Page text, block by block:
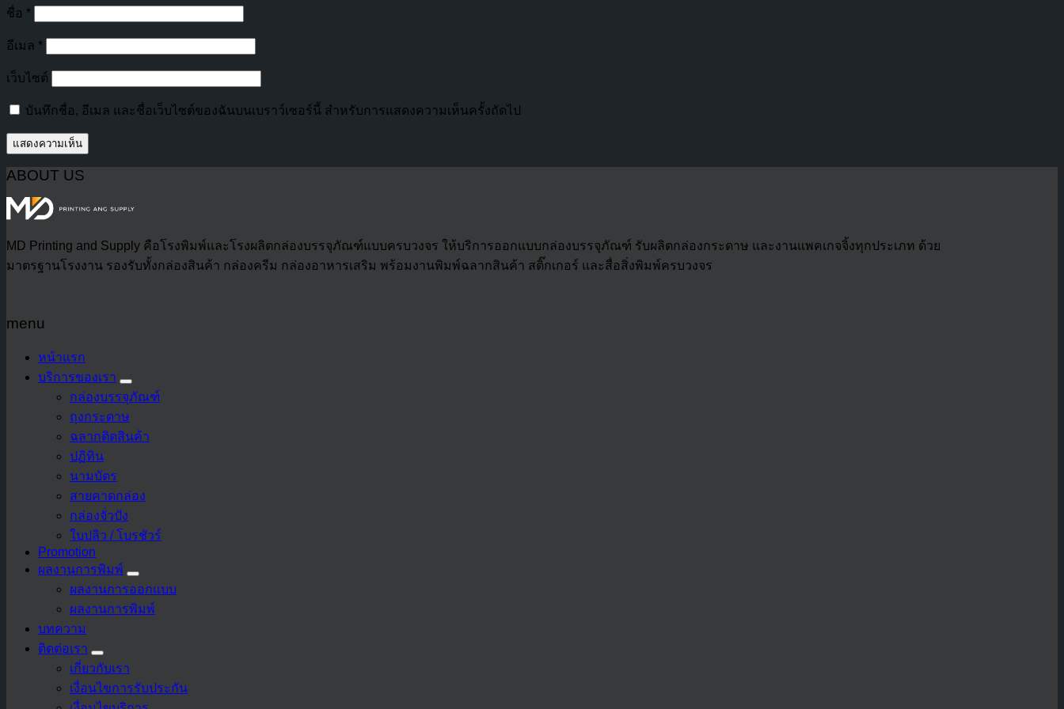
ชื่อ *
อีเมล *
เว็บไซต์
บันทึกชื่อ, อีเมล และชื่อเว็บไซต์ของฉันบนเบราว์เซอร์นี้ สำหรับการแสดงความเห็นครั้งถัดไป
ABOUT US
MD Printing and Supply คือโรงพิมพ์และโรงผลิตกล่องบรรจุภัณฑ์แบบครบวงจร ให้บริการออกแบบกล่องบรรจุภัณฑ์ รับผลิตกล่องกระดาษ และงานแพคเกจจิ้งทุกประเภท ด้วย
มาตรฐานโรงงาน รองรับทั้งกล่องสินค้า กล่องครีม กล่องอาหารเสริม พร้อมงานพิมพ์ฉลากสินค้า สติ๊กเกอร์ และสื่อสิ่งพิมพ์ครบวงจร
menu
หน้าแรก
บริการของเรา
กล่องบรรจุภัณฑ์
ถุงกระดาษ
ฉลากติดสินค้า
ปฏิทิน
นามบัตร
สายคาดกล่อง
กล่องจั่วปัง
ใบปลิว / โบรชัวร์
Promotion
ผลงานการพิมพ์
ผลงานการออกแบบ
ผลงานการพิมพ์
บทความ
ติดต่อเรา
เกี่ยวกับเรา
เงื่อนไขการรับประกัน